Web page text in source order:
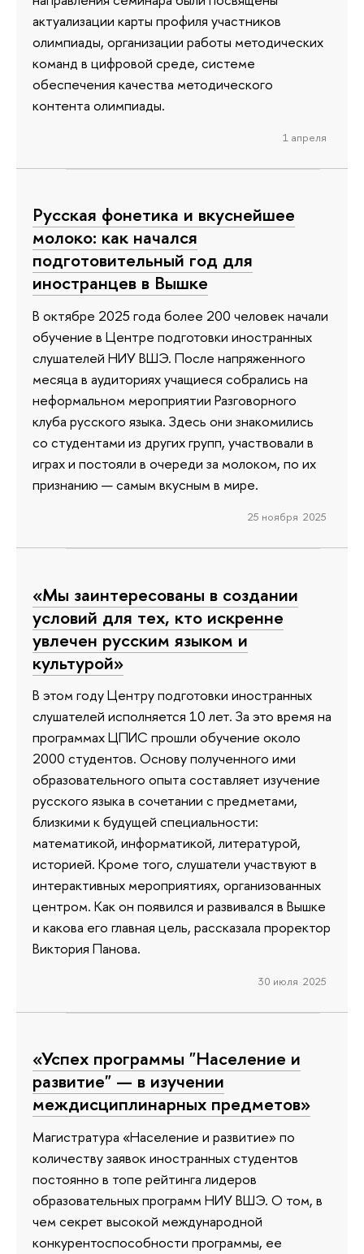
актуализации карты профиля участников
олимпиады, организации работы методических
команд в цифровой среде, системе
обеспечения качества методического
контента олимпиады.
1 апреля
Русская фонетика и вкуснейшее
молоко: как начался
подготовительный год для
иностранцев в Вышке
В октябре 2025 года более 200 человек начали
обучение в Центре подготовки иностранных
слушателей НИУ ВШЭ. После напряженного
месяца в аудиториях учащиеся собрались на
неформальном мероприятии Разговорного
клуба русского языка. Здесь они знакомились
со студентами из других групп, участвовали в
играх и постояли в очереди за молоком, по их
признанию — самым вкусным в мире.
25 ноября 2025
«Мы заинтересованы в создании
условий для тех, кто искренне
увлечен русским языком и
культурой»
В этом году Центру подготовки иностранных
слушателей исполняется 10 лет. За это время на
программах ЦПИС прошли обучение около
2000 студентов. Основу полученного ими
образовательного опыта составляет изучение
русского языка в сочетании с предметами,
близкими к будущей специальности:
математикой, информатикой, литературой,
историей. Кроме того, слушатели участвуют в
интерактивных мероприятиях, организованных
центром. Как он появился и развивался в Вышке
и какова его главная цель, рассказала проректор
Виктория Панова.
30 июля 2025
«Успех программы "Население и
развитие" — в изучении
междисциплинарных предметов»
Магистратура «Население и развитие» по
количеству заявок иностранных студентов
постоянно в топе рейтинга лидеров
образовательных программ НИУ ВШЭ. О том, в
чем секрет высокой международной
конкурентоспособности программы, ее